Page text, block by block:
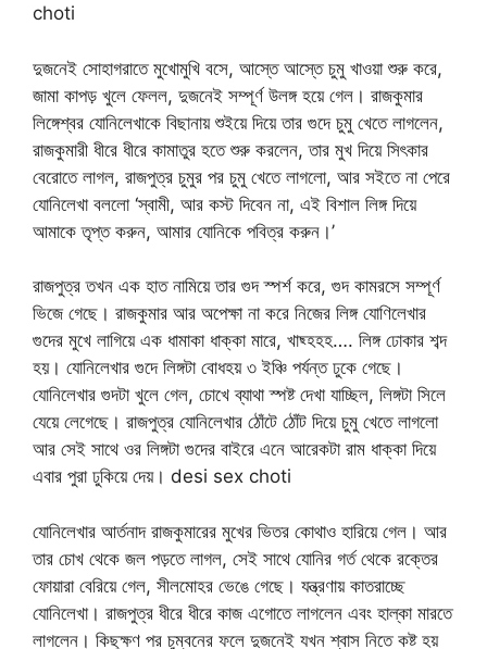
choti
দুজনেই সোহাগরাতে মুখোমুখি বসে, আস্তে আস্তে চুমু খাওয়া শুরু করে,
জামা কাপড় খুলে ফেলল, দুজনেই সম্পূর্ণ উলঙ্গ হয়ে গেল। রাজকুমার
লিঙ্গেশ্বর যোনিলেখাকে বিছানায় শুইয়ে দিয়ে তার গুদে চুমু খেতে লাগলেন,
রাজকুমারী ধীরে ধীরে কামাতুর হতে শুরু করলেন, তার মুখ দিয়ে সিৎকার
বেরোতে লাগল, রাজপুত্র চুমুর পর চুমু খেতে লাগলো, আর সইতে না পেরে
যোনিলেখা বললো ‘স্বামী, আর কস্ট দিবেন না, এই বিশাল লিঙ্গ দিয়ে
আমাকে তৃপ্ত করুন, আমার যোনিকে পবিত্র করুন।’
রাজপুত্র তখন এক হাত নামিয়ে তার গুদ স্পর্শ করে, গুদ কামরসে সম্পূর্ণ
ভিজে গেছে। রাজকুমার আর অপেক্ষা না করে নিজের লিঙ্গ যোণিলেখার
গুদের মুখে লাগিয়ে এক ধামাকা ধাক্কা মারে, খাছ্হহহ…. লিঙ্গ ঢোকার শব্দ
হয়। যোনিলেখার গুদে লিঙ্গটা বোধহয় ৩ ইঞ্চি পর্যন্ত ঢুকে গেছে।
যোনিলেখার গুদটা খুলে গেল, চোখে ব্যাথা স্পষ্ট দেখা যাচ্ছিল, লিঙ্গটা সিলে
যেয়ে লেগেছে। রাজপুত্র যোনিলেখার ঠোঁটে ঠোঁট দিয়ে চুমু খেতে লাগলো
আর সেই সাথে ওর লিঙ্গটা গুদের বাইরে এনে আরেকটা রাম ধাক্কা দিয়ে
এবার পুরা ঢুকিয়ে দেয়। desi sex choti
যোনিলেখার আর্তনাদ রাজকুমারের মুখের ভিতর কোথাও হারিয়ে গেল। আর
তার চোখ থেকে জল পড়তে লাগল, সেই সাথে যোনির গর্ত থেকে রক্তের
ফোয়ারা বেরিয়ে গেল, সীলমোহর ভেঙে গেছে। যন্ত্রণায় কাতরাচ্ছে
যোনিলেখা। রাজপুত্র ধীরে ধীরে কাজ এগোতে লাগলেন এবং হাল্কা মারতে
লাগলেন। কিছুক্ষণ পর চুম্বনের ফলে দুজনেই যখন শ্বাস নিতে কষ্ট হয়